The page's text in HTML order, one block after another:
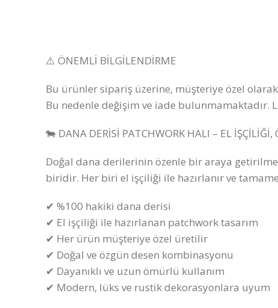
⚠️ ÖNEMLİ BİLGİLENDİRME
Bu ürünler sipariş üzerine, müşteriye özel
Bu nedenle değişim ve iade bulunmamaktadır.
🐄 DANA DERİSİ PATCHWORK HALI – EL İŞÇİLİĞİ,
Doğal dana derilerinin özenle bir araya
biridir. Her biri el işçiliği ile hazırlanır ve
✔ %100 hakiki dana derisi
✔ El işçiliği ile hazırlanan patchwork tasarım
✔ Her ürün müşteriye özel üretilir
✔ Doğal ve özgün desen kombinasyonu
✔ Dayanıklı ve uzun ömürlü kullanım
✔ Modern, lüks ve rustik dekorasyonlara uyum